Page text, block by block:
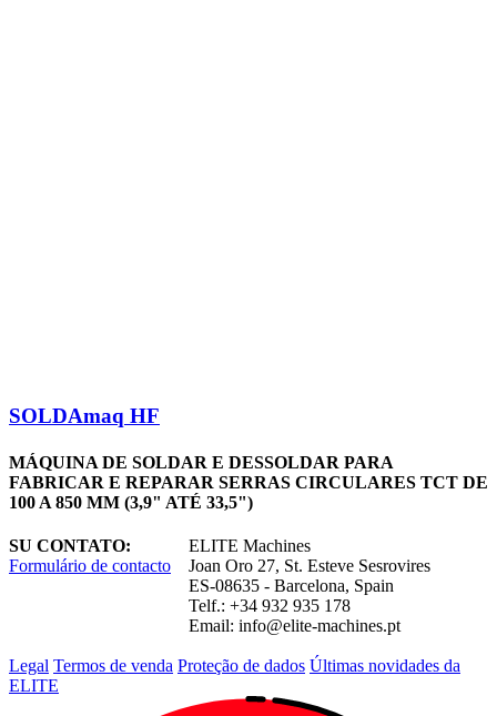
SOLDAmaq HF
MÁQUINA DE SOLDAR E DESSOLDAR PARA
FABRICAR E REPARAR SERRAS CIRCULARES TCT DE
100 A 850 MM (3,9" ATÉ 33,5")
SU CONTATO:
Formulário de contacto
ELITE Machines
Joan Oro 27, St. Esteve Sesrovires
ES-08635 - Barcelona, Spain
Telf.: +34 932 935 178
Email: info@elite-machines.pt
Legal Termos de venda Proteção de dados Últimas novidades da
ELITE